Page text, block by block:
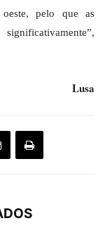
pelo que as
Lusa